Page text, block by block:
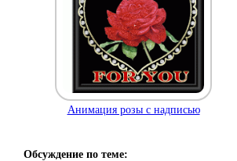
Анимация розы с надписью
Обсуждение по теме: